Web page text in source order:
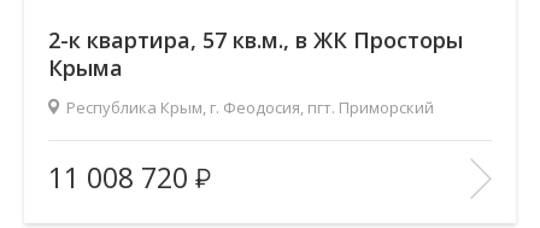
2-к квартира, 57 кв.м., в ЖК Просторы
Крыма
Республика Крым, г. Феодосия, пгт. Приморский
Площадь (общ/жил/кух), м2:
57.04/29.17/13.97
Количество комнат:
2
Этаж:
4/9
11 008 720